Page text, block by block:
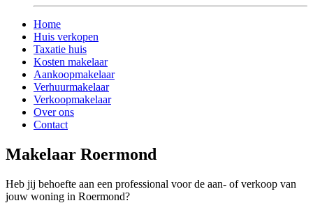
Home
Huis verkopen
Taxatie huis
Kosten makelaar
Aankoopmakelaar
Verhuurmakelaar
Verkoopmakelaar
Over ons
Contact
Makelaar Roermond
Heb jij behoefte aan een professional voor de aan- of verkoop van
jouw woning in Roermond?